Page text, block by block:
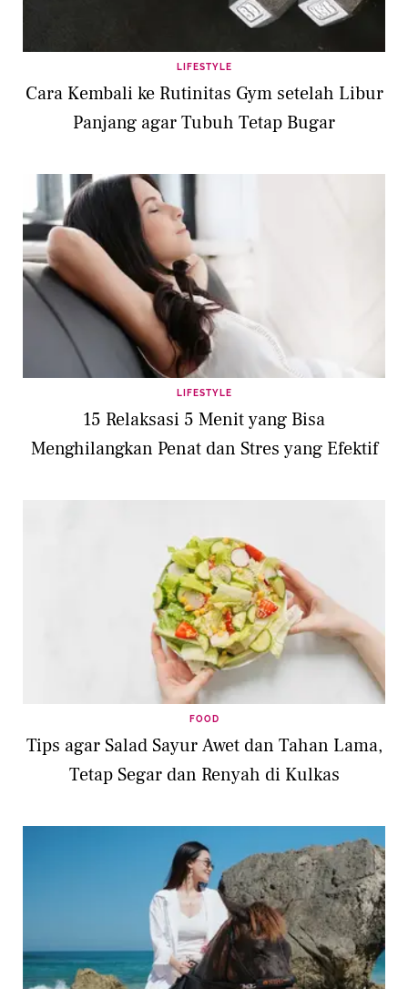
LIFESTYLE
Cara Kembali ke Rutinitas Gym setelah Libur
Panjang agar Tubuh Tetap Bugar
LIFESTYLE
15 Relaksasi 5 Menit yang Bisa
Menghilangkan Penat dan Stres yang Efektif
FOOD
Tips agar Salad Sayur Awet dan Tahan Lama,
Tetap Segar dan Renyah di Kulkas